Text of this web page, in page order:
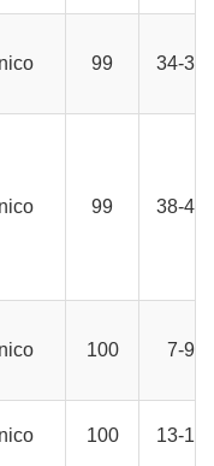
99 34-35
99 38-40
100 7-9
100 13-14